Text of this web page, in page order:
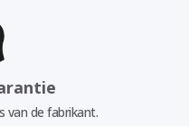
van de fabrikant.